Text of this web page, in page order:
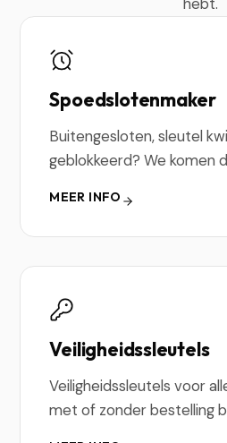
Spoedslotenmaker
Buitengesloten, sleutel
geblokkeerd? We komen
MEER INFO
Veiligheidssleutels
Veiligheidssleutels voor
met of zonder bestelling